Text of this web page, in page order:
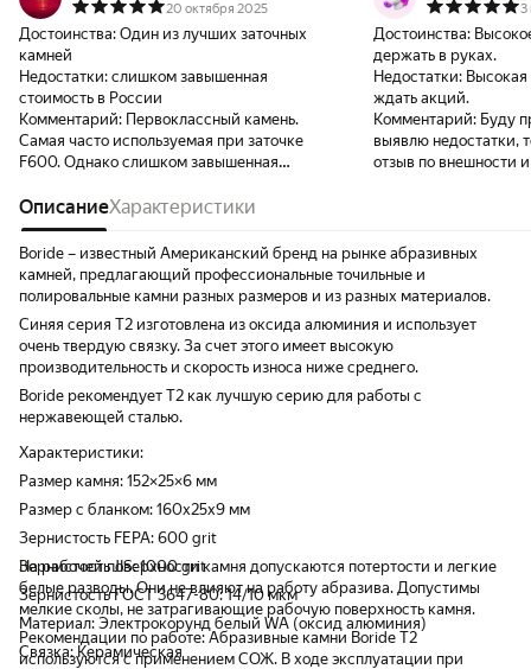
20 октября 2025
Достоинства: Один из лучших заточных
камней
Недостатки: слишком завышенная
стоимость в России
Комментарий: Первоклассный камень.
Самая часто используемая при заточке
F600. Однако слишком завышенная
только для заточки хороших ножей.
3
Достоинства:
держать в руках.
Недостатки: Высокая
ждать акций.
Комментарий: Буду
выявлю недостатки,
отзыв по внешности
ОписаниеХарактеристики
Boride – известный Американский бренд на рынке абразивных
камней, предлагающий профессиональные точильные и
полировальные камни разных размеров и из разных материалов.
Синяя серия T2 изготовлена из оксида алюминия и использует
очень твердую связку. За счет этого имеет высокую
производительность и скорость износа ниже среднего.
Boride рекомендует T2 как лучшую серию для работы с
нержавеющей сталью.
Характеристики:
Размер камня: 152×25×6 мм
Размер с бланком: 160х25х9 мм
Зернистость FEPA: 600 grit
Зернистость JIS: 1000 grit
Зернистость ГОСТ 3647-80: 14/10 мкм
Материал: Электрокорунд белый WA (оксид алюминия)
Связка: Керамическая
На рабочей поверхности камня допускаются потертости и легкие
белые разводы. Они не влияют на работу абразива. Допустимы
мелкие сколы, не затрагивающие рабочую поверхность камня.
Рекомендации по работе: Абразивные камни Boride Т2
используются с применением СОЖ. В ходе эксплуатации при